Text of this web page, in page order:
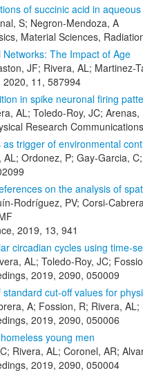
of succinic acid in
S; Negron-Mendoza, A
Material Sciences,
The Impact of Age
JF; Rivera, AL;
2020, 11, 587994
in spike neuronal firing
AL; Toledo-Roy, JC;
Research
trigger of environmental
Ordonez, P; Gay-Garcia,
on the analysis of
Rodríguez, PV; Corsi-
2019, 13, 941
circadian cycles using time-
AL; Toledo-Roy, JC;
2019, 2090, 050009
cut-off values for
A; Fossion, R; Rivera,
2019, 2090, 050006
young men
Rivera, AL; Coronel, AR;
2019, 2090, 050004